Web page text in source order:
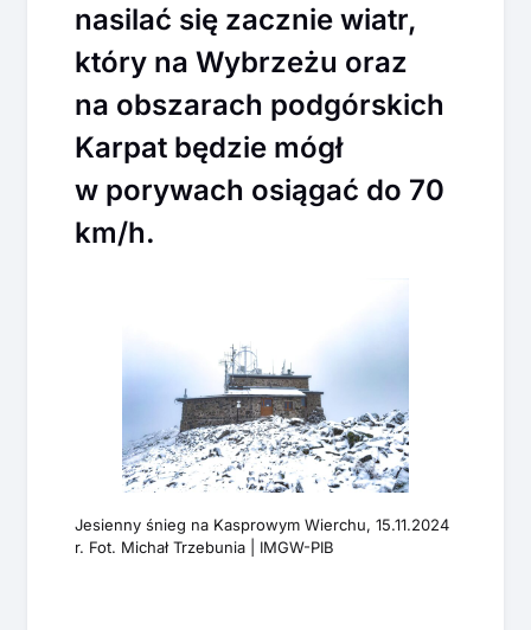
nasilać się zacznie wiatr,
który na Wybrzeżu oraz
na obszarach podgórskich
Karpat będzie mógł
w porywach osiągać do 70
km/h.
Jesienny śnieg na Kasprowym Wierchu, 15.11.2024
r. Fot. Michał Trzebunia | IMGW-PIB